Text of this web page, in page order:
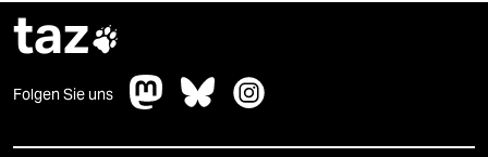
taz
Folgen Sie uns